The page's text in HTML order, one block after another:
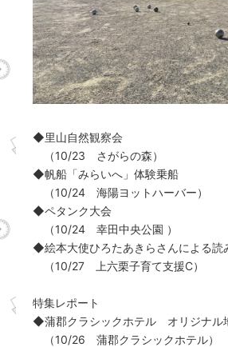
◆里山自然観察会
（10/23 さがらの森）
◆帆船「みらいへ」体験乗船
（10/24 海陽ヨットハーバー）
◆ペタンク大会
（10/24 幸田中央公園 ）
◆絵本大使ひろたあきらさんによる読
（10/27 上六栗子育て支援C）
特集レポート
◆蒲郡クラシックホテル オリジナル
（10/26 蒲郡クラシックホテル）